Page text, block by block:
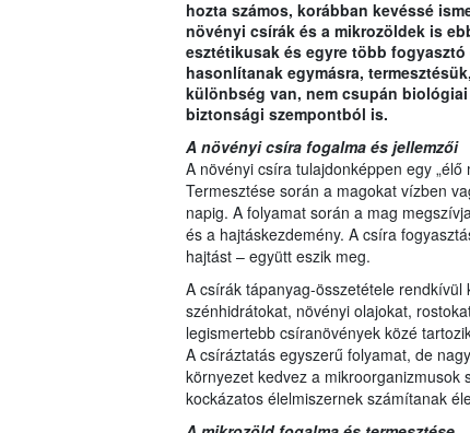
hozta számos, korábban kevéssé
növényi csírák és a mikrozöldek is
esztétikusak és egyre több
hasonlítanak egymásra,
különbség van, nem csupán
biztonsági szempontból is.
A növényi csíra fogalma és jellemzői
A növényi csíra tulajdonképpen egy
Termesztése során a magokat vízben
napig. A folyamat során a mag
és a hajtáskezdemény. A csíra
hajtást – együtt eszik meg.
A csírák tápanyag-összetétele
szénhidrátokat, növényi olajokat,
legismertebb csíranövények közé
A csíráztatás egyszerű folyamat, de
környezet kedvez a mikroorganizmusok
kockázatos élelmiszernek számítanak